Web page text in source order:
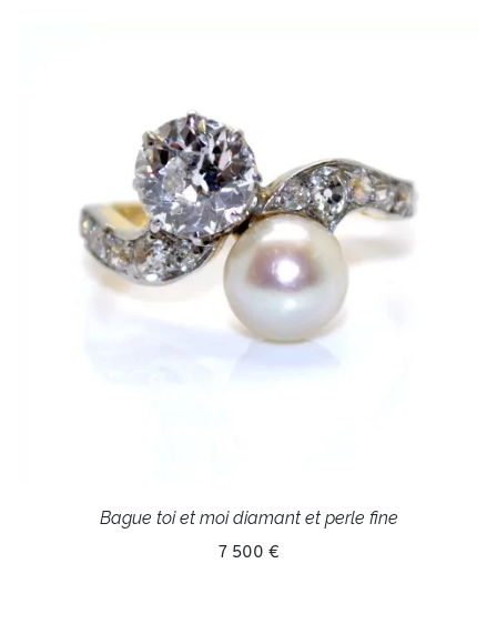
Bague toi et moi diamant et perle fine
7 500 €